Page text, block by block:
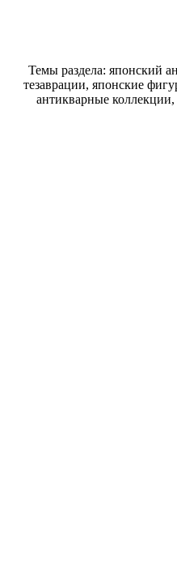
Темы раздела: японский
тезаврации, японские
антикварные